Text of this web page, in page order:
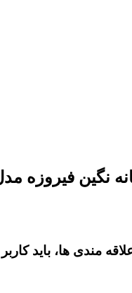
مندی ها، باید